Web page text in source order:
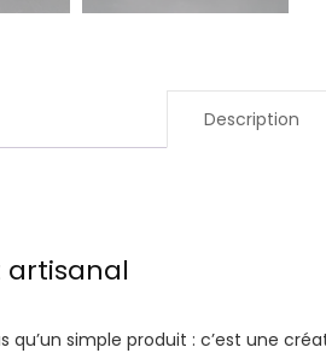
Description
qu’un simple produit : c’est une